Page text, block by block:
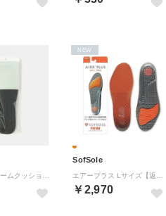
SofSole
￥2,970
NEW